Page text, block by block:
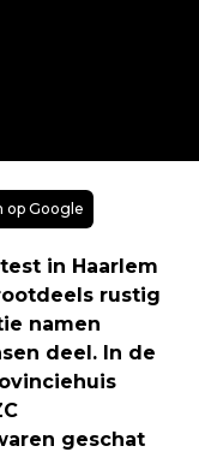
op Google
in Haarlem
rustig
namen
deel. In de
geschat